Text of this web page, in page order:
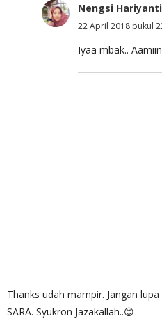
Nengsi Hariyanti
22 April 2018 pukul
Iyaa mbak..
Thanks udah mampir. Jangan
SARA. Syukron Jazakallah..😊